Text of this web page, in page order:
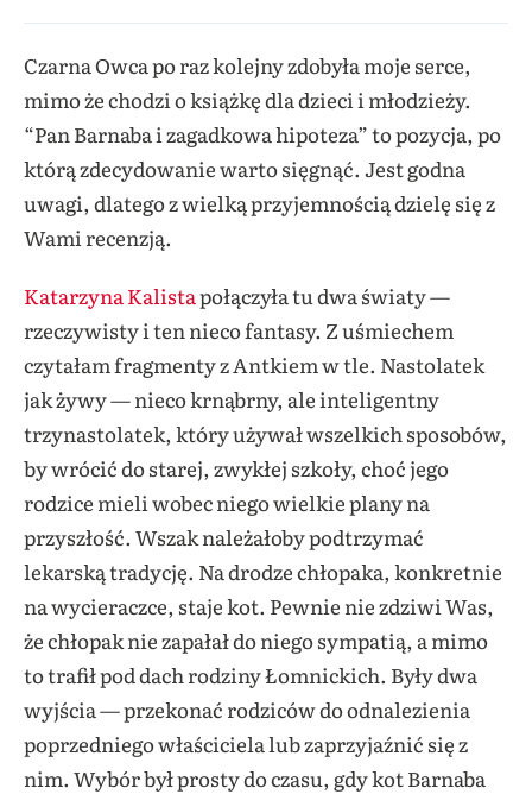
Czarna Owca po raz kolejny zdobyła moje serce,
mimo że chodzi o książkę dla dzieci i młodzieży.
“Pan Barnaba i zagadkowa hipoteza” to pozycja, po
którą zdecydowanie warto sięgnąć. Jest godna
uwagi, dlatego z wielką przyjemnością dzielę się z
Wami recenzją.
Katarzyna Kalistapołączyła tu dwa światy —
rzeczywisty i ten nieco fantasy. Z uśmiechem
czytałam fragmenty z Antkiem w tle. Nastolatek
jak żywy — nieco krnąbrny, ale inteligentny
trzynastolatek, który używał wszelkich sposobów,
by wrócić do starej, zwykłej szkoły, choć jego
rodzice mieli wobec niego wielkie plany na
przyszłość. Wszak należałoby podtrzymać
lekarską tradycję. Na drodze chłopaka, konkretnie
na wycieraczce, staje kot. Pewnie nie zdziwi Was,
że chłopak nie zapałał do niego sympatią, a mimo
to trafił pod dach rodziny Łomnickich. Były dwa
wyjścia — przekonać rodziców do odnalezienia
poprzedniego właściciela lub zaprzyjaźnić się z
nim. Wybór był prosty do czasu, gdy kot Barnaba